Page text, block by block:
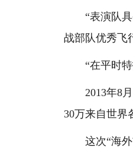
“表演队具
战部队优秀飞
“在平时特技
2013年8月
30万来自世界
这次“海外